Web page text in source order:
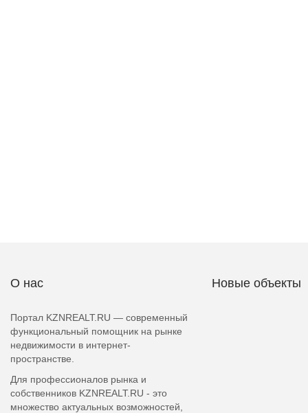
О нас
Портал KZNREALT.RU — современный
функциональный помощник на рынке
недвижимости в интернет-
пространстве.
Для профессионалов рынка и
собственников KZNREALT.RU - это
множество актуальных возможностей,
Новые объекты